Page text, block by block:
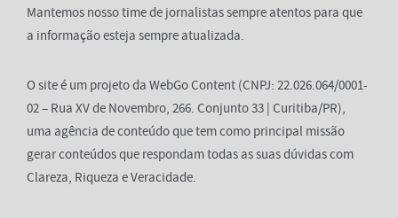
Mantemos nosso time de jornalistas sempre atentos para que
a informação esteja sempre atualizada.
O site é um projeto da WebGo Content (CNPJ: 22.026.064/0001-
02 – Rua XV de Novembro, 266. Conjunto 33 | Curitiba/PR),
uma agência de conteúdo que tem como principal missão
gerar conteúdos que respondam todas as suas dúvidas com
Clareza, Riqueza e Veracidade.